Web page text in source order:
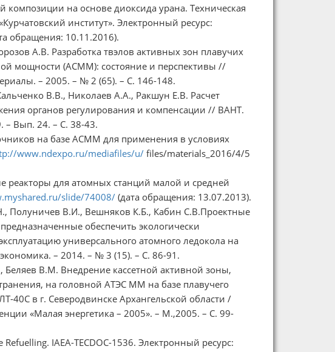
композиции на основе диоксида урана. Техническая
институт». Электронный ресурс:
обращения: 10.11.2016).
А.В. Разработка твэлов активных зон плавучих
мощности (АСММ): состояние и перспективы //
– 2005. – № 2 (65). – С. 146-148.
В.В., Николаев А.А., Ракшун Е.В. Расчет
органов регулирования и компенсации // ВАНТ.
– Вып. 24. – С. 38-43.
на базе АСММ для применения в условиях
www.ndexpo.ru/mediafiles/u/files/materials_2016/4/5
для атомных станций малой и средней
slide/74008/(дата обращения: 13.07.2013).
Полуничев В.И., Вешняков К.Б., Кабин С.В.Проектные
обеспечить экологически
универсального атомного ледокола на
– 2014. – № 3 (15). – С. 86-91.
В.М. Внедрение кассетной активной зоны,
на головной АТЭС ММ на базе плавучего
40С в г. Северодвинске Архангельской области /
«Малая энергетика – 2005». – М.,2005. – С. 99-
IAEA-TECDOC-1536. Электронный ресурс: